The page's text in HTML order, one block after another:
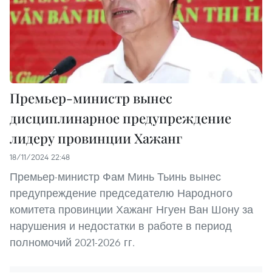
Премьер-министр вынес
дисциплинарное предупреждение
лидеру провинции Хажанг
18/11/2024 22:48
Премьер-министр Фам Минь Тьинь вынес
предупреждение председателю Народного
комитета провинции Хажанг Нгуен Ван Шону за
нарушения и недостатки в работе в период
полномочий 2021-2026 гг.